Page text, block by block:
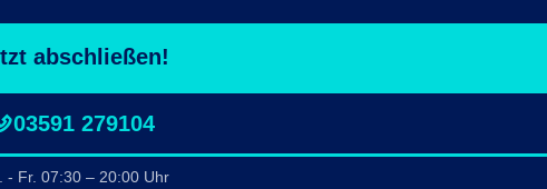
abschließen!
03591 279104
- Fr. 07:30 – 20:00 Uhr